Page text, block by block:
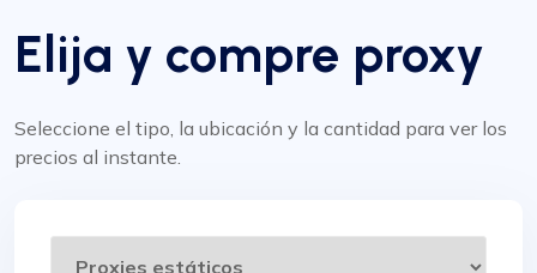
Elija y compre proxy
Seleccione el tipo, la ubicación y la cantidad para ver los
precios al instante.